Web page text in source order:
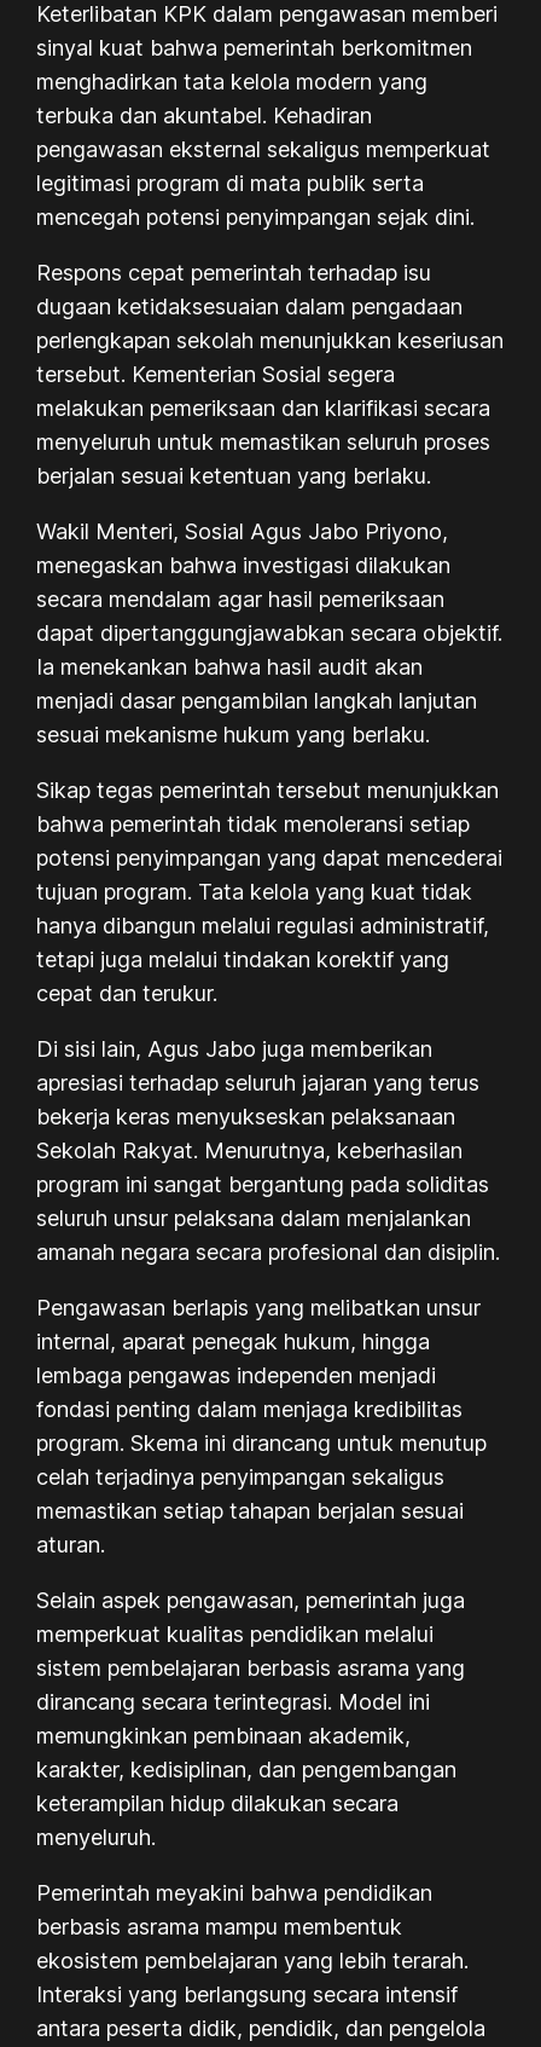
Keterlibatan KPK dalam pengawasan memberi
sinyal kuat bahwa pemerintah berkomitmen
menghadirkan tata kelola modern yang
terbuka dan akuntabel. Kehadiran
pengawasan eksternal sekaligus memperkuat
legitimasi program di mata publik serta
mencegah potensi penyimpangan sejak dini.
Respons cepat pemerintah terhadap isu
dugaan ketidaksesuaian dalam pengadaan
perlengkapan sekolah menunjukkan keseriusan
tersebut. Kementerian Sosial segera
melakukan pemeriksaan dan klarifikasi secara
menyeluruh untuk memastikan seluruh proses
berjalan sesuai ketentuan yang berlaku.
Wakil Menteri, Sosial Agus Jabo Priyono,
menegaskan bahwa investigasi dilakukan
secara mendalam agar hasil pemeriksaan
dapat dipertanggungjawabkan secara objektif.
Ia menekankan bahwa hasil audit akan
menjadi dasar pengambilan langkah lanjutan
sesuai mekanisme hukum yang berlaku.
Sikap tegas pemerintah tersebut menunjukkan
bahwa pemerintah tidak menoleransi setiap
potensi penyimpangan yang dapat mencederai
tujuan program. Tata kelola yang kuat tidak
hanya dibangun melalui regulasi administratif,
tetapi juga melalui tindakan korektif yang
cepat dan terukur.
Di sisi lain, Agus Jabo juga memberikan
apresiasi terhadap seluruh jajaran yang terus
bekerja keras menyukseskan pelaksanaan
Sekolah Rakyat. Menurutnya, keberhasilan
program ini sangat bergantung pada soliditas
seluruh unsur pelaksana dalam menjalankan
amanah negara secara profesional dan disiplin.
Pengawasan berlapis yang melibatkan unsur
internal, aparat penegak hukum, hingga
lembaga pengawas independen menjadi
fondasi penting dalam menjaga kredibilitas
program. Skema ini dirancang untuk menutup
celah terjadinya penyimpangan sekaligus
memastikan setiap tahapan berjalan sesuai
aturan.
Selain aspek pengawasan, pemerintah juga
memperkuat kualitas pendidikan melalui
sistem pembelajaran berbasis asrama yang
dirancang secara terintegrasi. Model ini
memungkinkan pembinaan akademik,
karakter, kedisiplinan, dan pengembangan
keterampilan hidup dilakukan secara
menyeluruh.
Pemerintah meyakini bahwa pendidikan
berbasis asrama mampu membentuk
ekosistem pembelajaran yang lebih terarah.
Interaksi yang berlangsung secara intensif
antara peserta didik, pendidik, dan pengelola